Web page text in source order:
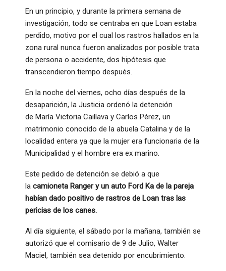
En un principio, y durante la primera semana de
investigación, todo se centraba en que Loan estaba
perdido, motivo por el cual los rastros hallados en la
zona rural nunca fueron analizados por posible trata
de persona o accidente, dos hipótesis que
transcendieron tiempo después.
En la noche del viernes, ocho días después de la
desaparición, la Justicia ordenó la detención
de María Victoria Caillava y Carlos Pérez, un
matrimonio conocido de la abuela Catalina y de la
localidad entera ya que la mujer era funcionaria de la
Municipalidad y el hombre era ex marino.
Este pedido de detención se debió a que
la camioneta Ranger y un auto Ford Ka de la pareja
habían dado positivo de rastros de Loan tras las
pericias de los canes.
Al día siguiente, el sábado por la mañana, también se
autorizó que el comisario de 9 de Julio, Walter
Maciel, también sea detenido por encubrimiento.